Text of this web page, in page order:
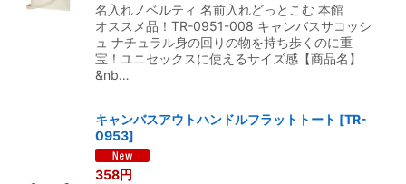
名入れノベルティ 名前入れどっとこむ 本館
オススメ品！TR-0951-008 キャンバスサコッシ
ュ ナチュラル身の回りの物を持ち歩くのに重
宝！ユニセックスに使えるサイズ感【商品名】
&nb…
キャンバスアウトハンドルフラットトート [TR-
0953]
358円